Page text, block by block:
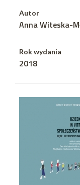
Autor
Anna Witeska-
Rok wydania
2018